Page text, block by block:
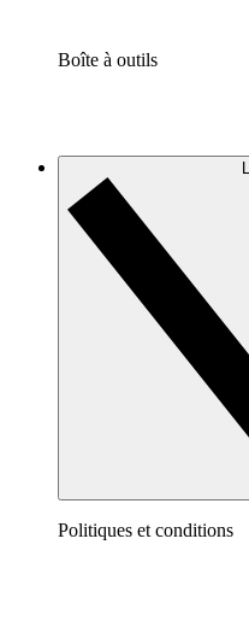
Boîte à outils
Politiques et conditions